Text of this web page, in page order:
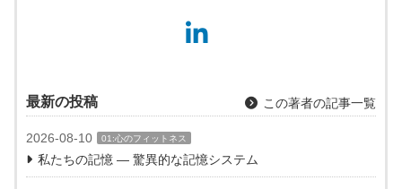
最新の投稿 この著者の記事一覧
2026-08-10 01:心のフィットネス
私たちの記憶 ― 驚異的な記憶システム